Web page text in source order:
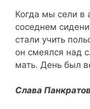
Когда мы сели в
соседнем
стали учить
он смеялся над
мать. День был
Слава